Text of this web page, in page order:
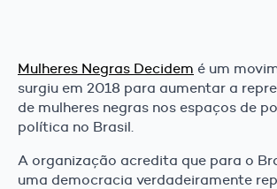
Mulheres Negras Decidem é um
surgiu em 2018 para aumentar a
de mulheres negras nos espaços de
política no Brasil.
A organização acredita que para o
uma democracia verdadeiramente